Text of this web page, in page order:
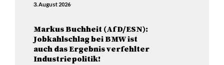
3. August 2026
Markus Buchheit (AfD/ESN):
Jobkahlschlag bei BMW ist
auch das Ergebnis verfehlter
Industriepolitik!